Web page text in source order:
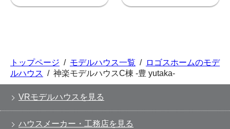
トップページ / モデルハウス一覧 / ロゴスホームのモデ
ルハウス / 神楽モデルハウスC棟 -豊 yutaka-
VRモデルハウスを見る
ハウスメーカー・工務店を見る